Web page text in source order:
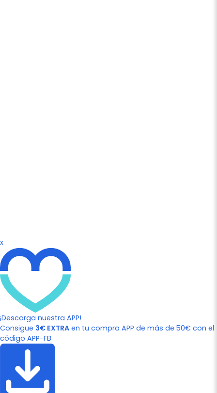
x
¡Descarga nuestra APP!
Consigue 3€ EXTRA en tu compra APP de más de 50€ con el
código APP-FB